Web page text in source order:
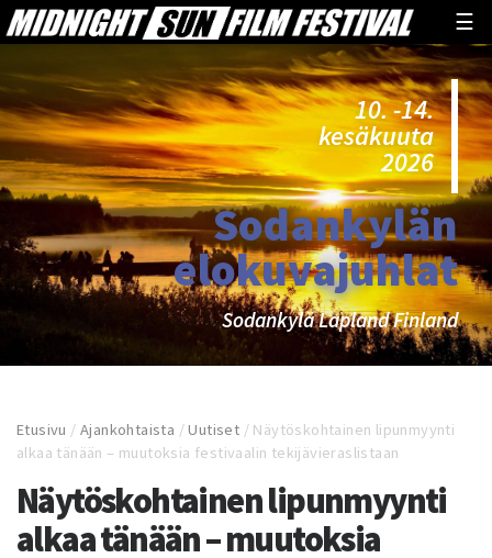
☰
10. -14.
kesäkuuta
2026
Sodankylän
elokuvajuhlat
Sodankylä Lapland Finland
Etusivu /Ajankohtaista /Uutiset / Näytöskohtainen lipunmyynti
alkaa tänään – muutoksia festivaalin tekijävieraslistaan
Näytöskohtainen lipunmyynti
alkaa tänään – muutoksia